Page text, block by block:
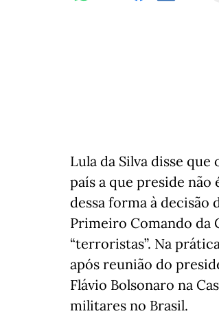
Lula da Silva disse
país a que preside não
dessa forma à decisão
Primeiro Comando da
“terroristas”. Na
após reunião do
Flávio Bolsonaro na
militares no Brasil.